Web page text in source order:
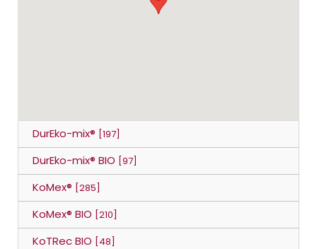
DurEko-mix® [197]
DurEko-mix® BIO [97]
KoMex® [285]
KoMex® BIO [210]
KoTRec BIO [48]